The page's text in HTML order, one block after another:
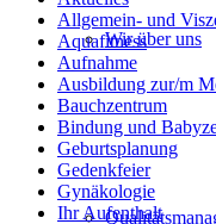
Wir über uns
Allgemein- und
Aquafitness
Aufnahme
Ausbildung zur/m
Bauchzentrum
Bindung und
Geburtsplanung
Gedenkfeier
Gynäkologie
Ihr Aufenthalt